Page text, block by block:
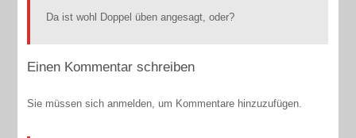
Da ist wohl Doppel üben angesagt, oder?
Einen Kommentar schreiben
Sie müssen sich anmelden, um Kommentare hinzuzufügen.